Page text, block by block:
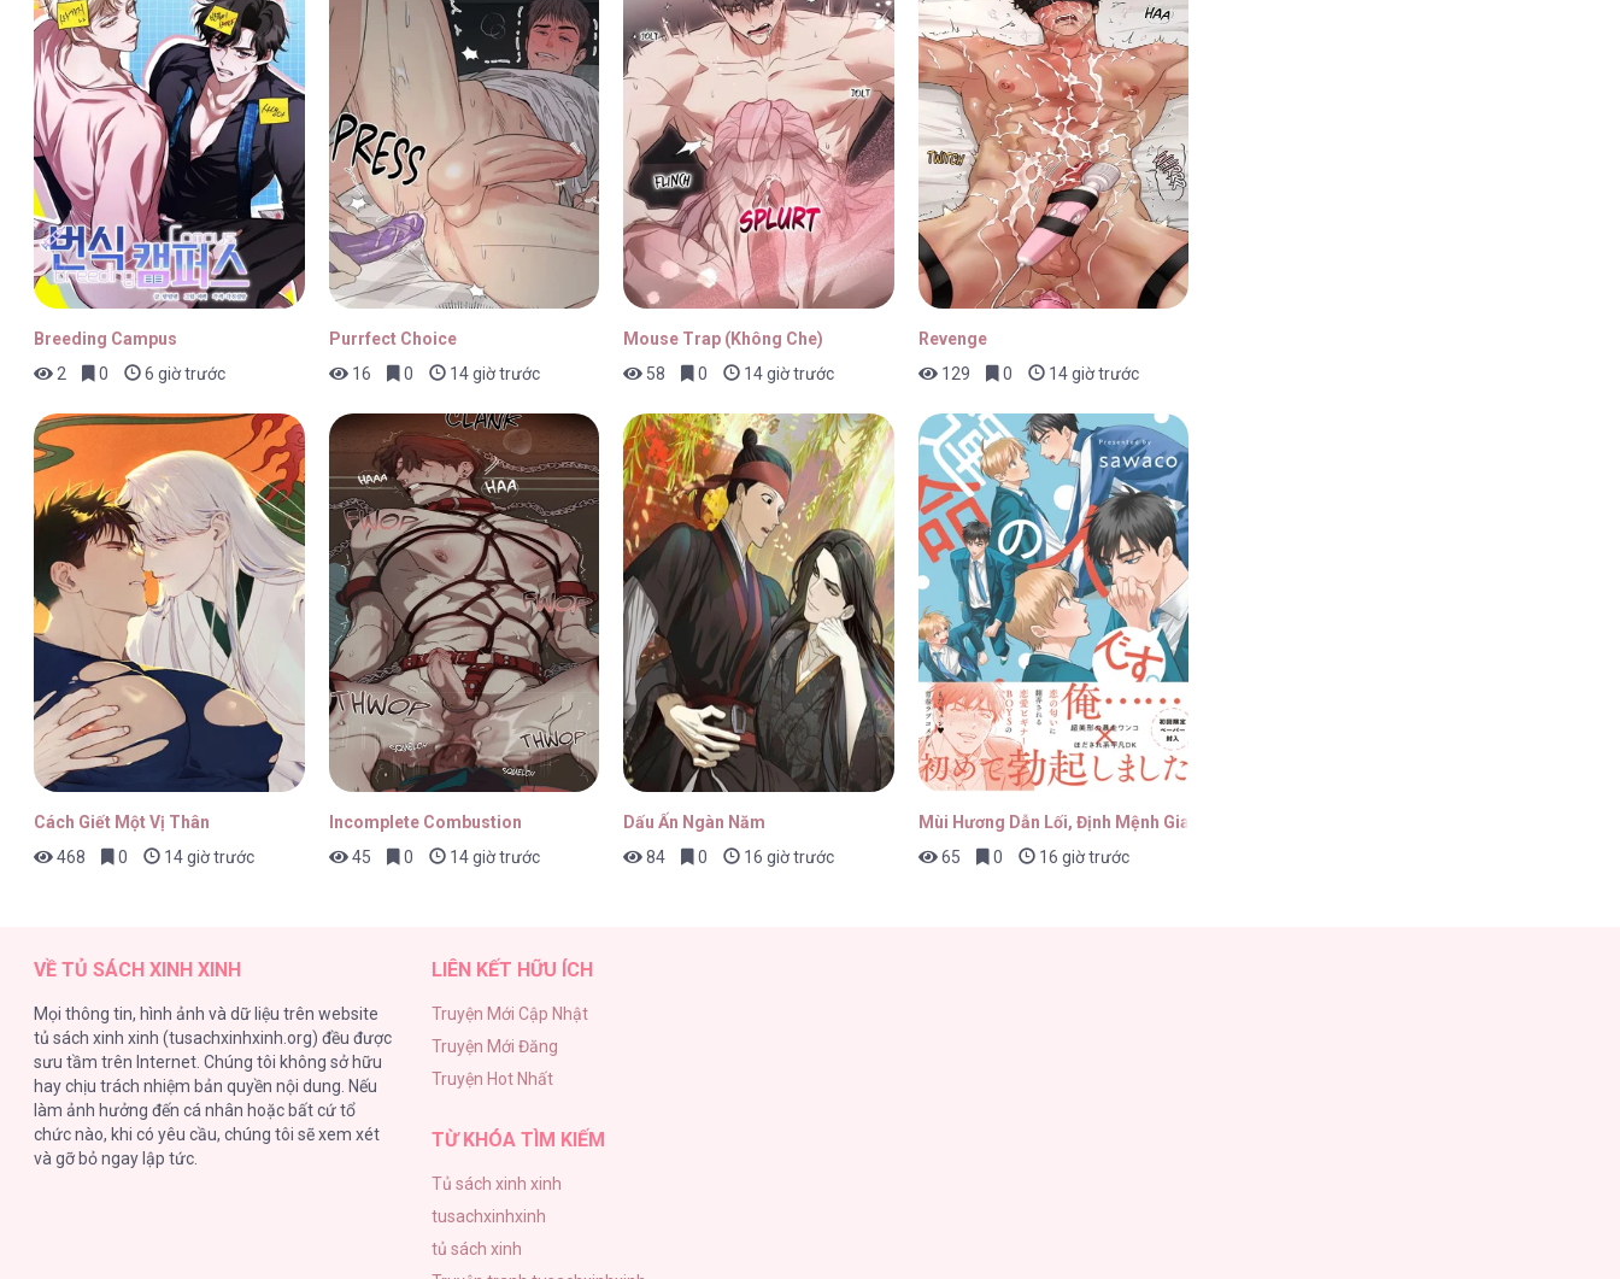
Breeding Campus
2
0 6 giờ trước
Purrfect Choice
16
0 14 giờ trước
Mouse Trap (Không Che)
58
0 14 giờ trước
Revenge
129
0 14 giờ trước
Cách Giết Một Vị Thân
468
0 14 giờ trước
Incomplete Combustion
45
0 14 giờ trước
Dấu Ấn Ngàn Năm
84
0 16 giờ trước
Mùi Hương Dẫn Lối, Định Mệnh Giao Thoa
65
0 16 giờ trước
VỀ TỦ SÁCH XINH XINH
Mọi thông tin, hình ảnh và dữ liệu trên website
tủ sách xinh xinh (tusachxinhxinh.org) đều được
sưu tầm trên Internet. Chúng tôi không sở hữu
hay chịu trách nhiệm bản quyền nội dung. Nếu
làm ảnh hưởng đến cá nhân hoặc bất cứ tổ
chức nào, khi có yêu cầu, chúng tôi sẽ xem xét
và gỡ bỏ ngay lập tức.
LIÊN KẾT HỮU ÍCH
Truyện Mới Cập Nhật
Truyện Mới Đăng
Truyện Hot Nhất
TỪ KHÓA TÌM KIẾM
Tủ sách xinh xinh
tusachxinhxinh
tủ sách xinh